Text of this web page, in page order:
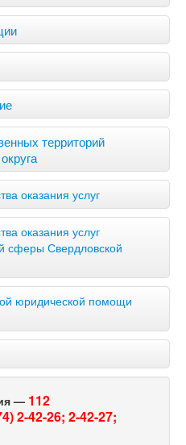
территорий
оказания услуг
оказания услуг
сферы Свердловской
юридической помощи
— 112
2-42-26; 2-42-27;